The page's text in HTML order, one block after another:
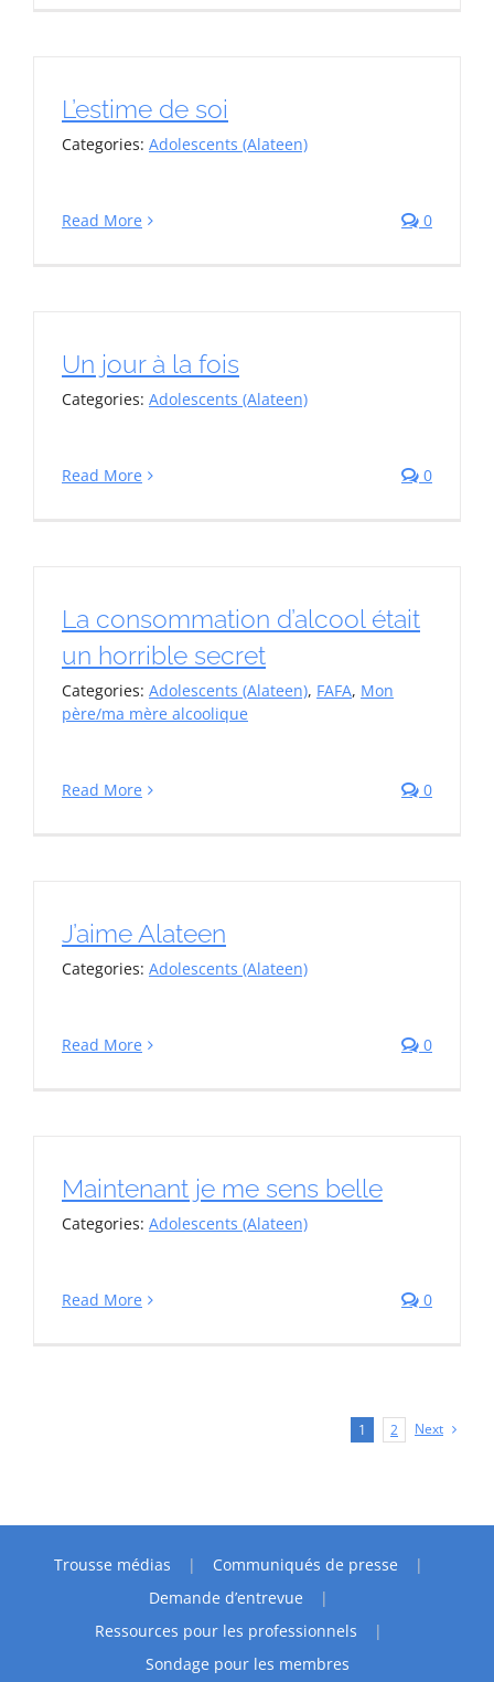
L’estime de soi
Categories: Adolescents (Alateen)
Read More 0
Un jour à la fois
Categories: Adolescents (Alateen)
Read More 0
La consommation d’alcool était
un horrible secret
Categories: Adolescents (Alateen), FAFA, Mon
père/ma mère alcoolique
Read More 0
J’aime Alateen
Categories: Adolescents (Alateen)
Read More 0
Maintenant je me sens belle
Categories: Adolescents (Alateen)
Read More 0
1 2 Next
Trousse médias
Communiqués de presse
Demande d’entrevue
Ressources pour les professionnels
Sondage pour les membres